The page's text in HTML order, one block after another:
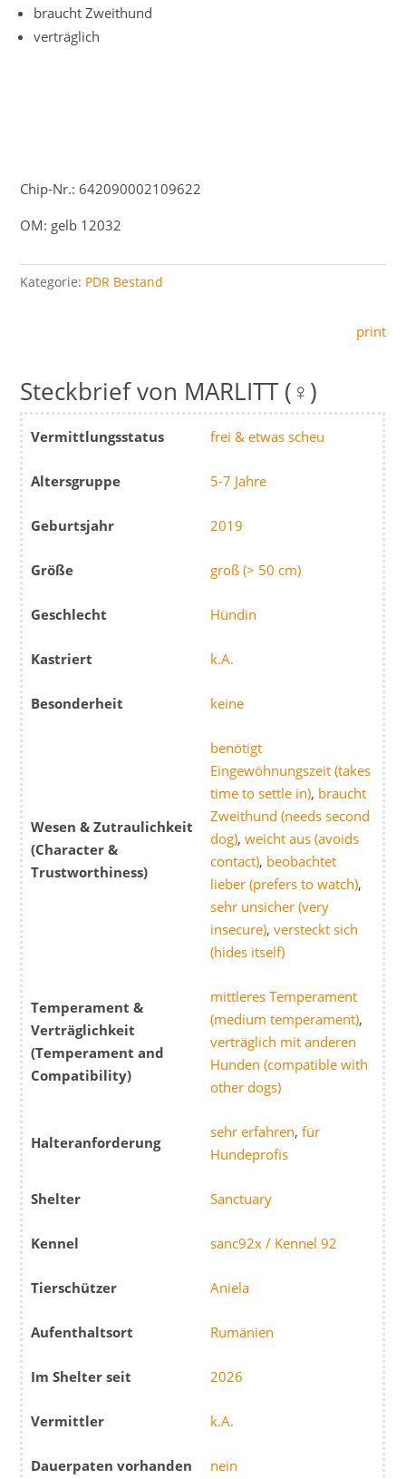
braucht Zweithund
verträglich
Chip-Nr.: 642090002109622
OM: gelb 12032
Kategorie: PDR Bestand
print
MARLITT (♀)
Vermittlungsstatus frei & etwas scheu
Altersgruppe 5-7 Jahre
Geburtsjahr 2019
Größe groß (> 50 cm)
Geschlecht Hündin
Kastriert k.A.
Besonderheit keine
Wesen & Zutraulichkeit
(Character &
Trustworthiness)
benötigt
Eingewöhnungszeit (takes
time to settle in), braucht
Zweithund (needs second
dog),weicht aus (avoids
contact), beobachtet
lieber (prefers to watch),
sehr unsicher (very
insecure),versteckt sich
(hides itself)
Temperament &
Verträglichkeit
(Temperament and
Compatibility)
mittleres Temperament
(medium temperament),
verträglich mit anderen
Hunden (compatible with
other dogs)
Halteranforderung
sehr erfahren,für
Hundeprofis
Shelter Sanctuary
Kennel sanc92x / Kennel 92
Tierschützer Aniela
Aufenthaltsort Rumänien
Im Shelter seit 2026
Vermittler k.A.
Dauerpaten vorhanden nein